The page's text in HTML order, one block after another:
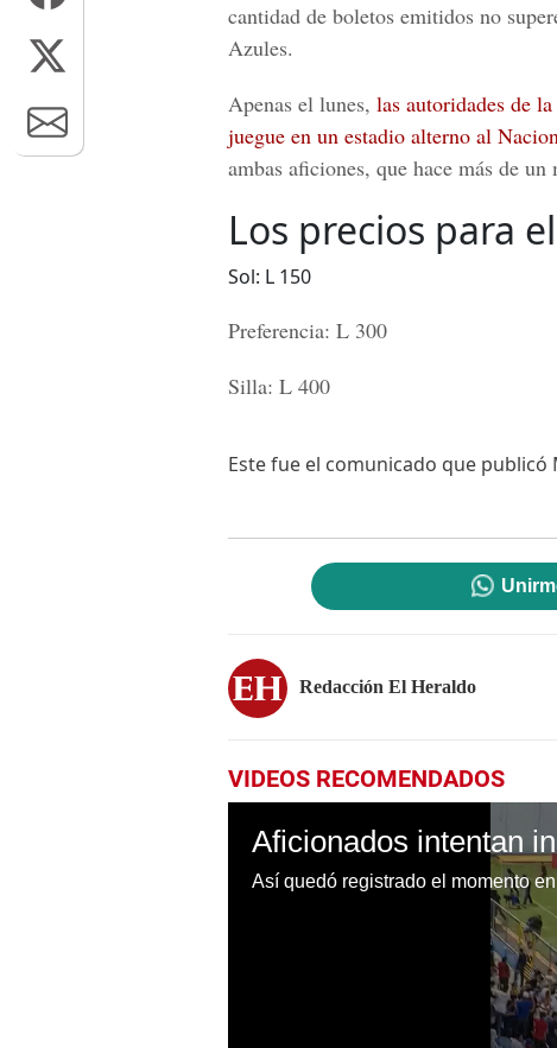
cantidad de boletos emitidos no
Azules.
Apenas el lunes, las autoridades de
juegue en un estadio alterno al
ambas aficiones, que hace más de un
Los precios para
Sol: L 150
Preferencia: L 300
Silla: L 400
Este fue el comunicado que publicó
Redacción El Heraldo
VIDEOS RECOMENDADOS